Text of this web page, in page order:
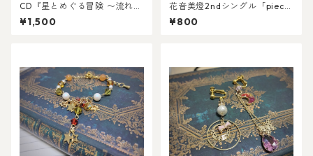
CD『星とめぐる冒険 〜流れ星
のねがい プレリュード』オリ
ジナル・サウンドトラック／Li
¥1,500
花音美燈2ndシングル「piece
&peace」（CD）
¥800